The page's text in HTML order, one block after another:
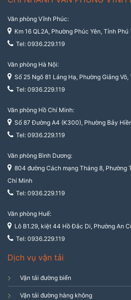
Văn phòng Vĩnh Phúc:
Km 16 QL2A, Phường Phúc Yên, Tỉnh Phú
Tel: 0936.229.119
Văn phòng Hà Nội:
Số 25 Ngõ 81 Láng Hạ, Phường Giảng
Tel: 0936.229.119
Văn phòng Hồ Chí Minh:
Số 87 Đường A4 (K300), Phường Bảy
Tel: 0936.229.119
Văn phòng Bình Dương:
804 đường Cách mạng Tháng 8, Phường
Chí Minh
Tel: 0936.229.119
Văn phòng Huế:
Lô B1.29, kiệt 44 Hồ Đắc Di, Phường An
Tel: 0936.229.119
Dịch vụ vận tải
Vận tải đường biển
Vận tải đường hàng không